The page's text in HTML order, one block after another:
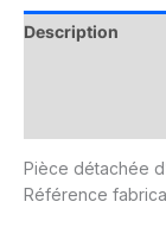
Description
Pièce détachée
Référence